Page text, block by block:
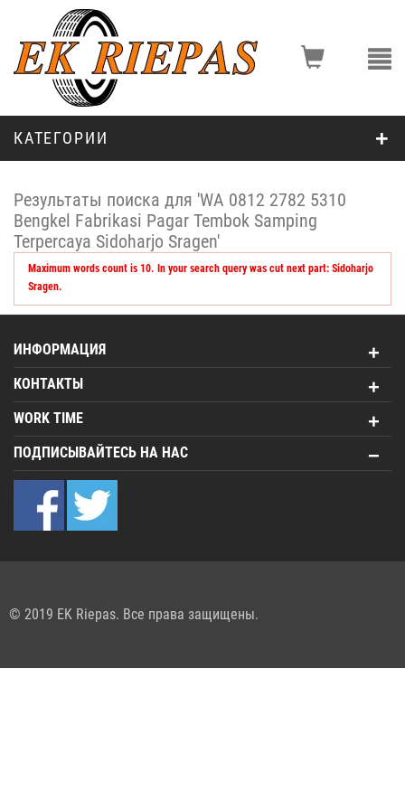
КАТЕГОРИИ
Результаты поиска для 'WA 0812 2782 5310
Bengkel Fabrikasi Pagar Tembok Samping
Terpercaya Sidoharjo Sragen'
Maximum words count is 10. In your search query was cut next part: Sidoharjo
Sragen.
ИНФОРМАЦИЯ
КОНТАКТЫ
WORK TIME
ПОДПИСЫВАЙТЕСЬ НА НАС
© 2019 EK Riepas. Все права защищены.